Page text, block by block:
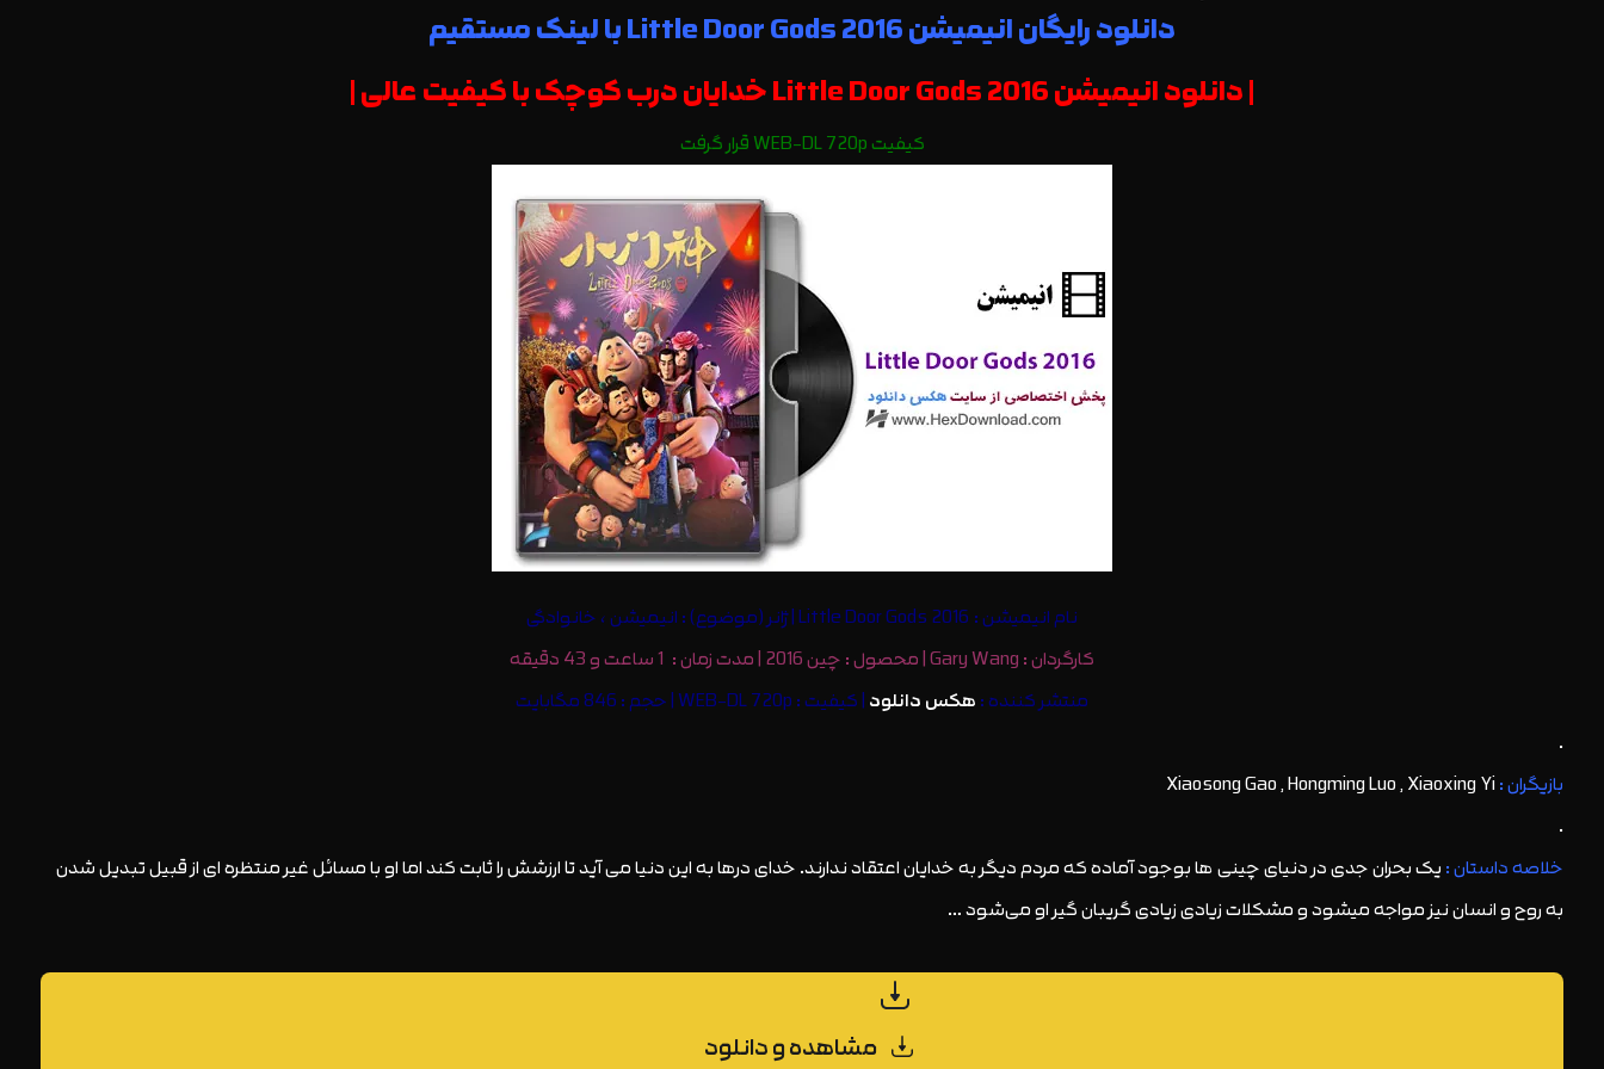
دانلود رایگان انیمیشن Little Door Gods 2016 با لینک مستقیم
| دانلود انیمیشن Little Door Gods 2016 خدایان درب کوچک با کیفیت عالی |
کیفیت WEB-DL 720p قرار گرفت
نام انیمیشن : Little Door Gods 2016 | ژانر (موضوع) : انیمیشن ، خانوادگی
کارگردان : Gary Wang | محصول : چین 2016 | مدت زمان : 1 ساعت و 43 دقیقه
منتشر کننده :هکس دانلود| کیفیت : WEB-DL 720p | حجم : 846 مگابایت
.
بازیگران :
.
خلاصه داستان :یک بحران جدی در دنیای چینی ها بوجود آماده که مردم دیگر به خدایان اعتقاد ندارند. خدای درها به این دنیا می آید تا ارزشش را ثابت کند اما او با مسائل غیر منتظره ای از قبیل تبدیل شدن
به روح و انسان نیز مواجه میشود و مشکلات زیادی زیادی گریبان گیر او می‌شود …
مشاهده و دانلود